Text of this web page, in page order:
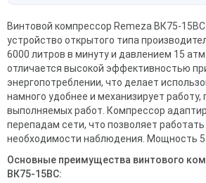
Винтовой компрессор Remeza ВК75-
устройство открытого типа
6000 литров в минуту и давлением 15
отличается высокой эффективностью
энергопотреблении, что делает
намного удобнее и механизирует
выполняемых работ. Компрессор
перепадам сети, что позволяет работать
необходимости наблюдения. Мощность
Основные преимущества винтового
ВК75-15ВС: